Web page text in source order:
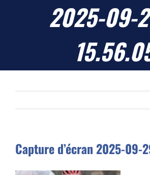
Actualités
Compétitions
2025-09-
Capture d’écran 2025-09-